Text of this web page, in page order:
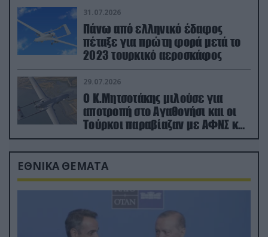
31.07.2026
Πάνω από ελληνικό έδαφος
πέταξε για πρώτη φορά μετά το
2023 τουρκικό αεροσκάφος
29.07.2026
Ο Κ.Μητσοτάκης μιλούσε για
αποτροπή στο Αγαθονήσι και οι
Τούρκοι παραβίαζαν με ΑΦΝΣ και
drone
ΕΘΝΙΚΑ ΘΕΜΑΤΑ